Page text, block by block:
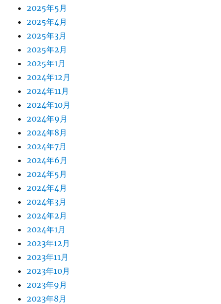
2025年5月
2025年4月
2025年3月
2025年2月
2025年1月
2024年12月
2024年11月
2024年10月
2024年9月
2024年8月
2024年7月
2024年6月
2024年5月
2024年4月
2024年3月
2024年2月
2024年1月
2023年12月
2023年11月
2023年10月
2023年9月
2023年8月